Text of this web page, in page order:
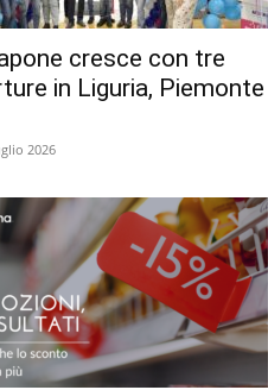
cresce con tre
in Liguria, Piemonte
2026